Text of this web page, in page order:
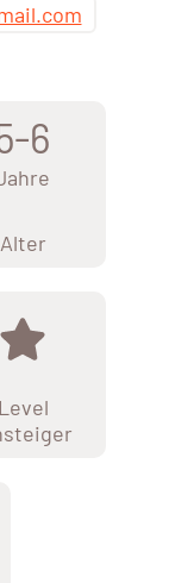
6
Alter
Level